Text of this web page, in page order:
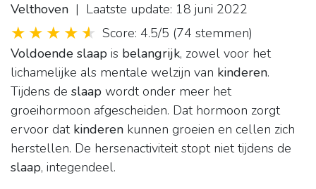
Velthoven | Laatste update: 18 juni 2022
Score: 4.5/5 (74 stemmen)
Voldoende slaap is belangrijk, zowel voor het
lichamelijke als mentale welzijn van kinderen.
Tijdens de slaap wordt onder meer het
groeihormoon afgescheiden. Dat hormoon zorgt
ervoor dat kinderen kunnen groeien en cellen zich
herstellen. De hersenactiviteit stopt niet tijdens de
slaap, integendeel.